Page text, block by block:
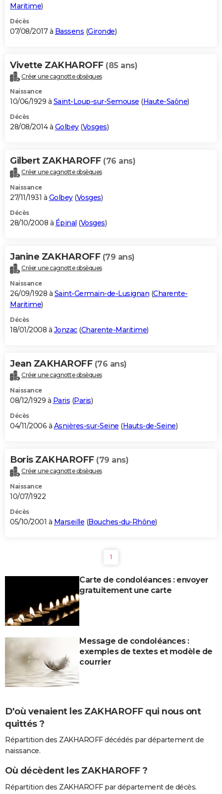
Maritime)
Décès
07/08/2017 à Bassens (Gironde)
Vivette ZAKHAROFF (85 ans)
Créer une cagnotte obsèques
Naissance
10/06/1929 à Saint-Loup-sur-Semouse (Haute-Saône)
Décès
28/08/2014 à Golbey(Vosges)
Gilbert ZAKHAROFF (76 ans)
Créer une cagnotte obsèques
Naissance
27/11/1931 à Golbey(Vosges)
Décès
28/10/2008 à Épinal (Vosges)
Janine ZAKHAROFF (79 ans)
Créer une cagnotte obsèques
Naissance
26/09/1928 à Saint-Germain-de-Lusignan (Charente-
Maritime)
Décès
18/01/2008 à Jonzac(Charente-Maritime)
Jean ZAKHAROFF (76 ans)
Créer une cagnotte obsèques
Naissance
08/12/1929 à Paris (Paris)
Décès
04/11/2006 à Asnières-sur-Seine (Hauts-de-Seine)
Boris ZAKHAROFF (79 ans)
Créer une cagnotte obsèques
Naissance
10/07/1922
Décès
05/10/2001 à Marseille (Bouches-du-Rhône)
1
Carte de condoléances : envoyer
gratuitement une carte
Message de condoléances :
exemples de textes et modèle de
courrier
D'où venaient les ZAKHAROFF qui nous ont
quittés ?
Répartition des ZAKHAROFF décédés par département de
naissance.
Où décèdent les ZAKHAROFF ?
Répartition des ZAKHAROFF par département de décès.